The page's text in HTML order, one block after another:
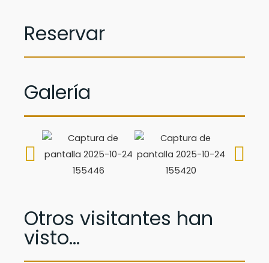
Reservar
Galería
Otros visitantes han
visto...